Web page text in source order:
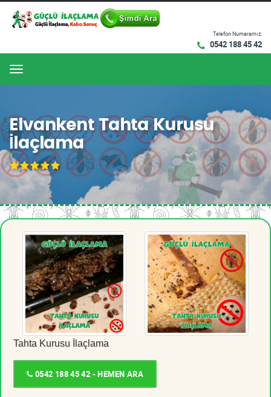
Telefon Numaramız:
0542 188 45 42
Menu
Elvankent Tahta Kurusu
İlaçlama
Tahta Kurusu İlaçlama
0542 188 45 42 - HEMEN ARA